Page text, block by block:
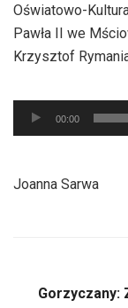
Oświatowo-
Pawła II we
Krzysztof
Odtwarzacz
plików
00:00
Joanna Sarwa
Gorzyczany: